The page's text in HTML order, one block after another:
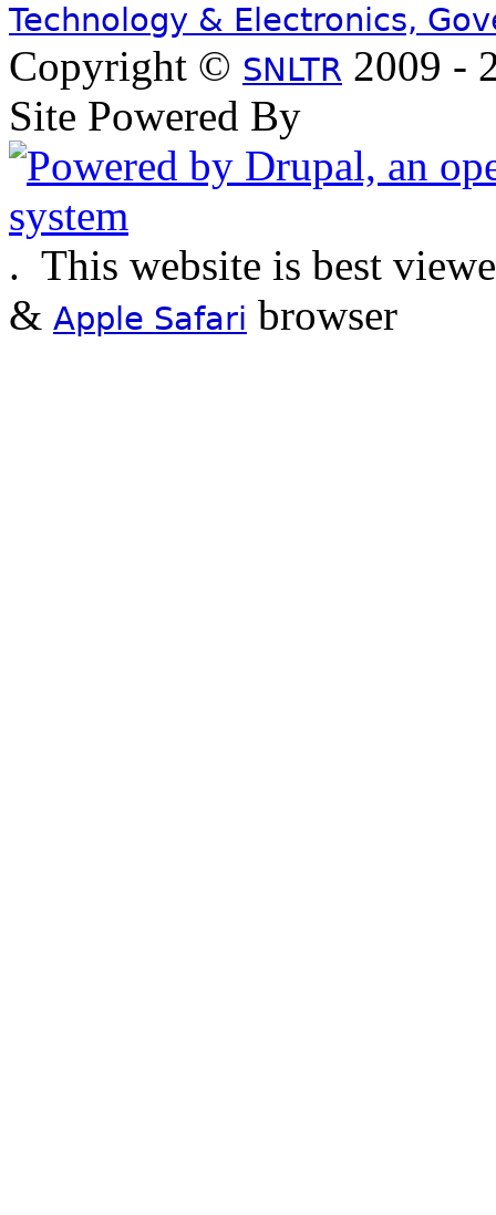
Technology & Electronics,
Copyright © SNLTR 2009 -
Site Powered By
. This website is best
& Apple Safari browser